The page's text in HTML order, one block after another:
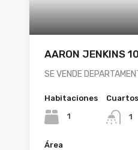
AARON JENKINS
SE VENDE
Habitaciones
1 1
Área